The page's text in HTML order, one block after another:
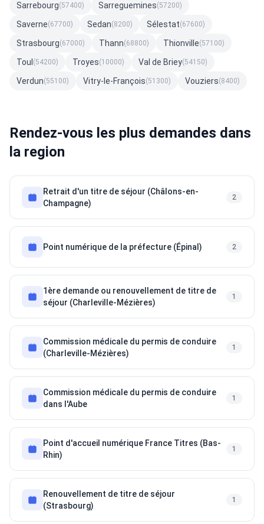
Sarrebourg(57400) Sarreguemines(57200)
Saverne(67700) Sedan(8200) Sélestat(67600)
Strasbourg(67000) Thann(68800) Thionville(57100)
Toul (54200) Troyes(10000) Val de Briey(54150)
Verdun(55100) Vitry-le-François(51300) Vouziers(8400)
Rendez-vous les plus demandes dans
la region
Retrait d'un titre de séjour (Châlons-en-
Champagne)
2
Point numérique de la préfecture (Épinal) 2
1ère demande ou renouvellement de titre de
séjour (Charleville-Mézières)
1
Commission médicale du permis de conduire
(Charleville-Mézières)
1
Commission médicale du permis de conduire
dans l'Aube
1
Point d'accueil numérique France Titres (Bas-
Rhin)
1
Renouvellement de titre de séjour
(Strasbourg)
1